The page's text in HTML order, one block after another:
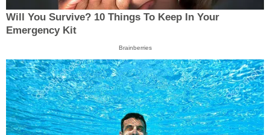
Will You Survive? 10 Things To Keep In Your
Emergency Kit
Brainberries